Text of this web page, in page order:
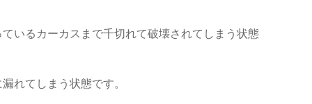
いるカーカスまで千切れて破壊されてしまう状態
れてしまう状態です。